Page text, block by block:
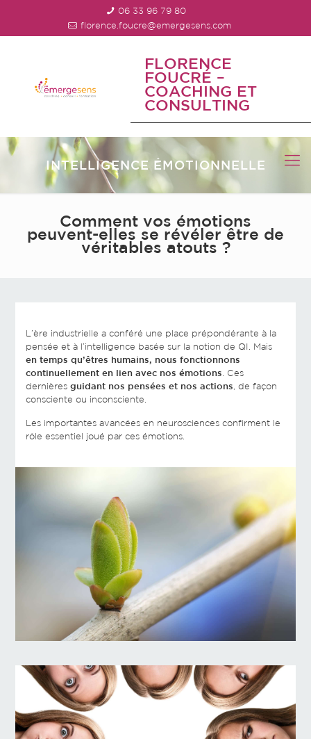
06 33 96 79 80
florence.foucre@emergesens.com
FLORENCE
FOUCRÉ –
COACHING ET
CONSULTING
INTELLIGENCE ÉMOTIONNELLE
Comment vos émotions
peuvent-elles se révéler être de
véritables atouts ?
L’ère industrielle a conféré une place prépondérante à la
pensée et à l’intelligence basée sur la notion de QI. Mais
en temps qu’êtres humains, nous fonctionnons
continuellement en lien avec nos émotions. Ces
dernières guidant nos pensées et nos actions, de façon
consciente ou inconsciente.
Les importantes avancées en neurosciences confirment le
rôle essentiel joué par ces émotions.